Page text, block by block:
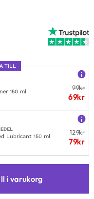
TILL
150 ml
99kr
69kr
Lubricant 150 ml
129kr
79kr
i varukorg